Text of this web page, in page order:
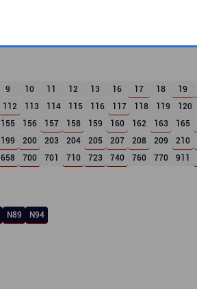
9 10 11 12 13 16 17 18 19
112 113 114 115 116 117 118 119 120
155 156 157 158 159 160 162 163 165
199 200 203 204 205 207 208 209 210
658 700 701 710 723 740 760 770 911
N89 N94